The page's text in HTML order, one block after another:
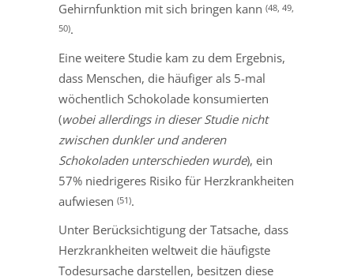
Gehirnfunktion mit sich bringen kann (48, 49,
50).
Eine weitere Studie kam zu dem Ergebnis,
dass Menschen, die häufiger als 5-mal
wöchentlich Schokolade konsumierten
(wobei allerdings in dieser Studie nicht
zwischen dunkler und anderen
Schokoladen unterschieden wurde), ein
57% niedrigeres Risiko für Herzkrankheiten
aufwiesen (51).
Unter Berücksichtigung der Tatsache, dass
Herzkrankheiten weltweit die häufigste
Todesursache darstellen, besitzen diese